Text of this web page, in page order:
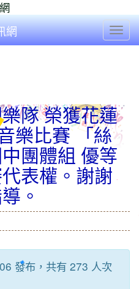
網
隊 榮獲花蓮
樂比賽 「絲
團體組 優等
表權。謝謝
。
發布，共有 273 人次